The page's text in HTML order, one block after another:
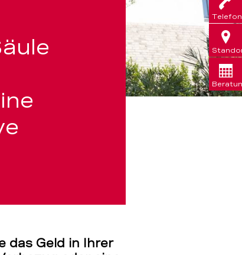
Telefon
das Geld in Ihrer